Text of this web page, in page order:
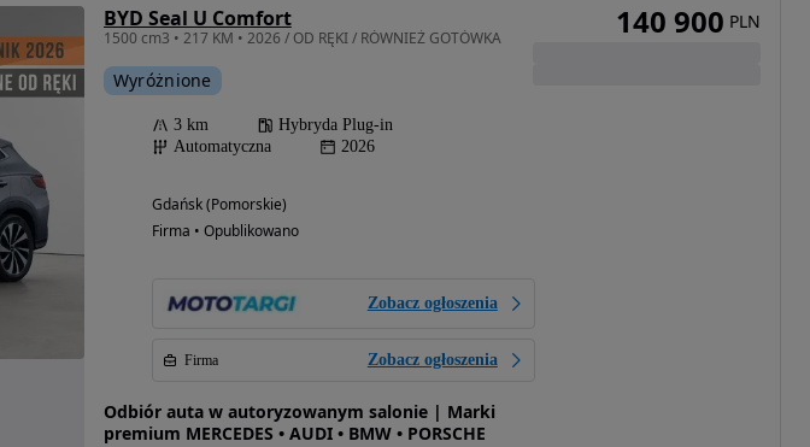
BYD Seal U Comfort
1500 cm3 • 217 KM • 2026 / OD RĘKI / RÓWNIEŻ GOTÓWKA
Wyróżnione
3 km
Hybryda Plug-in
Automatyczna
2026
Gdańsk (Pomorskie)
Firma • Opublikowano
Zobacz ogłoszenia
Firma Zobacz ogłoszenia
Odbiór auta w autoryzowanym salonie | Marki
premium MERCEDES • AUDI • BMW • PORSCHE
140 900 PLN